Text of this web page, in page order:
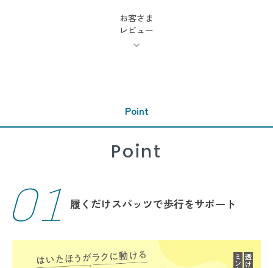
お客さま
レビュー
Point
Point
01履くだけスパッツで歩行をサポート